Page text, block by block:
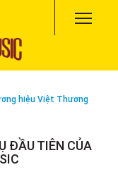
hiệu Việt Thương
ĐẦU TIÊN CỦA